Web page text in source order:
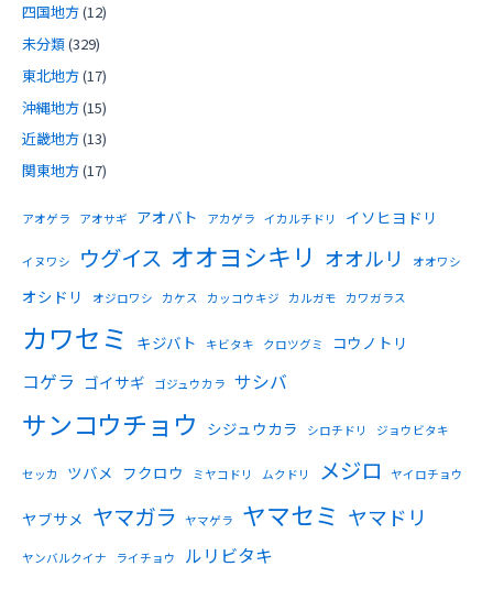
四国地方(12)
未分類(329)
東北地方(17)
沖縄地方(15)
近畿地方(13)
関東地方(17)
アオゲラ アオサギ アオバト アカゲラ イカルチドリ イソヒヨドリ
イヌワシ ウグイス オオヨシキリ オオルリ オオワシ
オシドリ オジロワシ カケス カッコウキジ カルガモ カワガラス
カワセミ キジバト キビタキ クロツグミ コウノトリ
コゲラ ゴイサギ ゴジュウカラ サシバ
サンコウチョウ シジュウカラ シロチドリ ジョウビタキ
セッカ ツバメ フクロウ ミヤコドリ ムクドリ メジロ ヤイロチョウ
ヤブサメ ヤマガラ ヤマゲラ ヤマセミ ヤマドリ
ヤンバルクイナ ライチョウ ルリビタキ